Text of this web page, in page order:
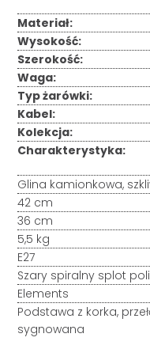
Materiał:
Wysokość:
Szerokość:
Waga:
Typ żarówki:
Kabel:
Kolekcja:
Charakterystyka:
Glina kamionkowa,
42 cm
36 cm
5,5 kg
E27
Szary spiralny splot
Elements
Podstawa z korka,
sygnowana